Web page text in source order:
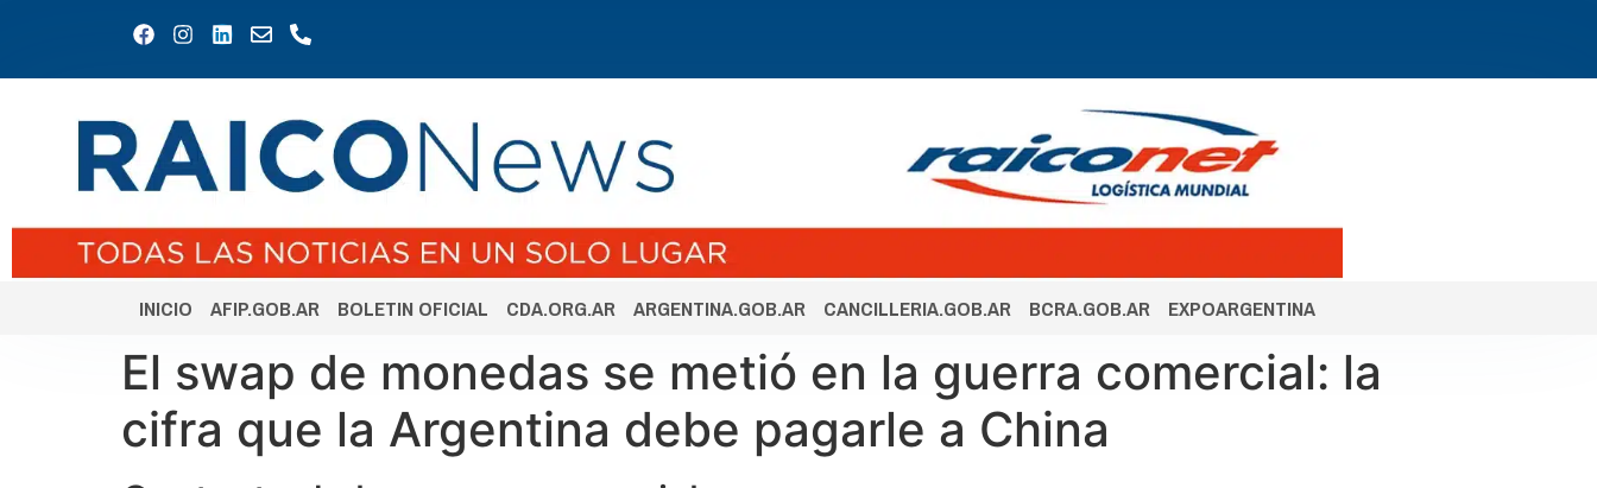
INICIO AFIP.GOB.AR BOLETIN OFICIAL CDA.ORG.AR ARGENTINA.GOB.AR CANCILLERIA.GOB.AR BCRA.GOB.AR EXPOARGENTINA
El swap de monedas se metió en la guerra comercial: la
cifra que la Argentina debe pagarle a China